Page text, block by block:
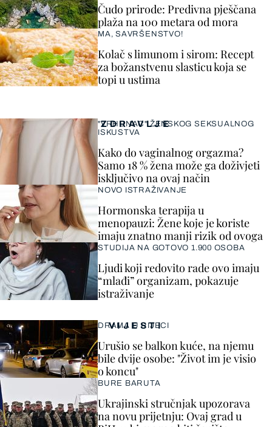
VIJESTI
DRAMA U RIJECI
Urušio se balkon kuće, na njemu
bile dvije osobe: "Život im je visio
o koncu"
BURE BARUTA
Ukrajinski stručnjak upozorava
na novu prijetnju: Ovaj grad u
ZDRAVLJE
"VRHUNAC" ŽENSKOG SEKSUALNOG
ISKUSTVA
Kako do vaginalnog orgazma?
Samo 18 % žena može ga doživjeti
isključivo na ovaj način
NOVO ISTRAŽIVANJE
Hormonska terapija u
menopauzi: Žene koje je koriste
imaju znatno manji rizik od ovoga
STUDIJA NA GOTOVO 1.900 OSOBA
Ljudi koji redovito rade ovo imaju
“mlađi” organizam, pokazuje
istraživanje
Čudo prirode: Predivna pješčana
plaža na 100 metara od mora
MA, SAVRŠENSTVO!
Kolač s limunom i sirom: Recept
za božanstvenu slasticu koja se
topi u ustima